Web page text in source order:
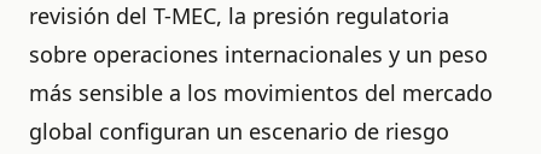
revisión del T-MEC, la presión regulatoria
sobre operaciones internacionales y un peso
más sensible a los movimientos del mercado
global configuran un escenario de riesgo